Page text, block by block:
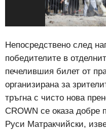
Непосредствено след
победителите в
печелившия билет от
организирана за
тръгна с чисто нова
CROWN се оказа добре
Руси Матракчийски,